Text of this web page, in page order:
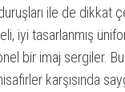
ile de dikkat
iyi tasarlanmış
bir imaj sergiler.
karşısında